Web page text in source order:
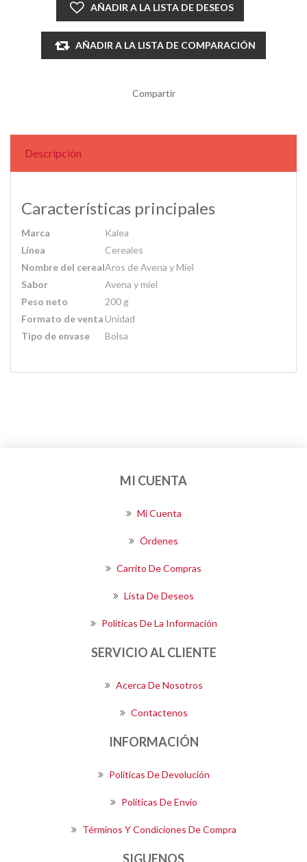
AÑADIR A LA LISTA DE DESEOS
AÑADIR A LA LISTA DE COMPARACIÓN
Compartir
Descripción
Características principales
Marca
Kalea
Línea
Cereales
Nombre del cerealAros de Avena y Miel
Sabor
Avena y miel
Peso neto
200 g
Formato de ventaUnidad
Tipo de envase
Bolsa
MI CUENTA
Mi Cuenta
Órdenes
Carrito De Compras
Lista De Deseos
Políticas De La Información
SERVICIO AL CLIENTE
Acerca De Nosotros
Contactenos
INFORMACIÓN
Políticas De Devolución
Políticas De Envío
Términos Y Condiciones De Compra
SIGUENOS